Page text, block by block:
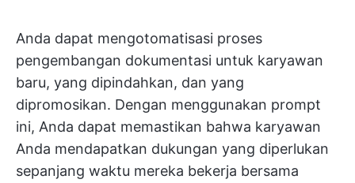
Anda dapat mengotomatisasi proses
pengembangan dokumentasi untuk karyawan
baru, yang dipindahkan, dan yang
dipromosikan. Dengan menggunakan prompt
ini, Anda dapat memastikan bahwa karyawan
Anda mendapatkan dukungan yang diperlukan
sepanjang waktu mereka bekerja bersama